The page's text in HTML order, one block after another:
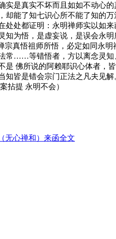
实是真实不坏而且如如不动心
却能了知七识心所不能了知的
处都证明：永明禅师实以如来
知为悟，是虚妄说，是误会永
宗真悟祖师所悟，必定如同永
常……等错悟者，方以离念灵知
是 佛所说的阿赖耶识心体者，
知皆是错会宗门正法之凡夫见解
拈提 永明不会）
无心禅和）来函全文